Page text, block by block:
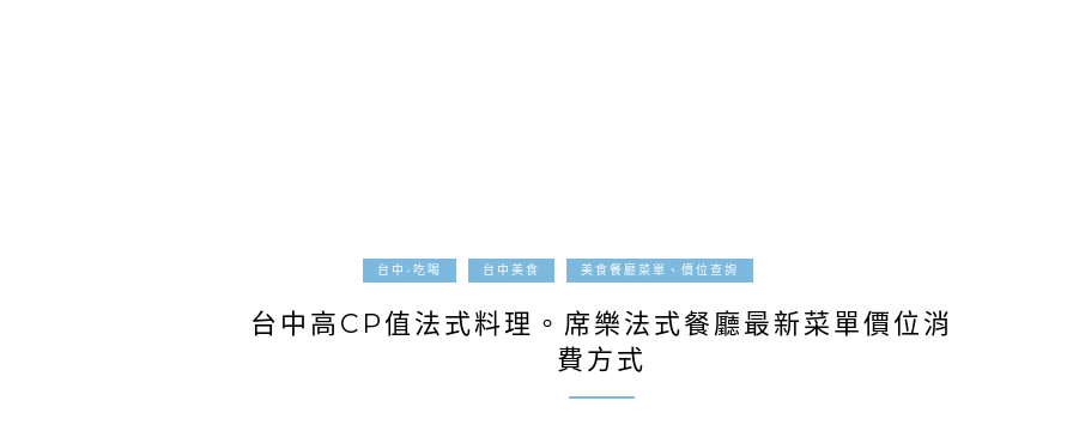
台中-吃喝 台中美食 美食餐廳菜單、價位查詢
台中高CP值法式料理。席樂法式餐廳最新菜單價位消
費方式